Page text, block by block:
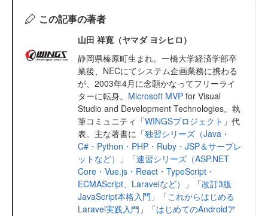
この記事の著者
山田 祥寛（ヤマダ ヨシヒロ）
静岡県榛原町生まれ。一橋大学経済学部卒
業後、NECにてシステム企画業務に携わる
が、2003年4月に念願かなってフリーライ
ターに転身。 Microsoft MVP for Visual
Studio and Development Technologies。執
筆コミュニティ「WINGSプロジェクト 」代
表。主な著書に「独習シリーズ（Java・
C#・Python・PHP・Ruby・JSP＆サーブレ
ットなど）
」「速習シリーズ（ASP.NET
Core・Vue.js・React・TypeScript・
ECMAScript、Laravelなど）
」「改訂3版
JavaScript本格入門 」「これからはじめる
Laravel実践入門 」「はじめてのAndroidア